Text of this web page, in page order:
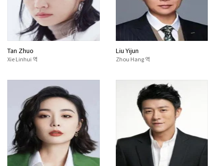
Tan Zhuo
Xie Linhui 역
Liu Yijun
Zhou Hang 역